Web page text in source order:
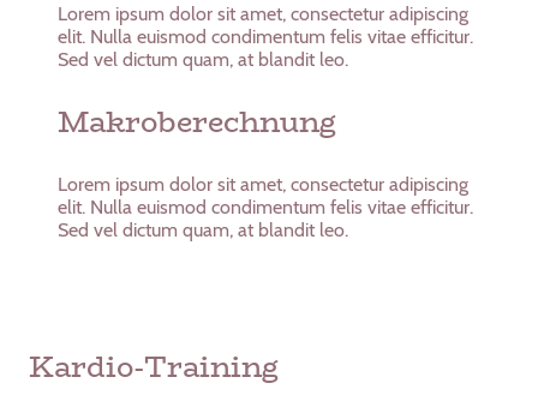
Lorem ipsum dolor sit amet, consectetur adipiscing
elit. Nulla euismod condimentum felis vitae efficitur.
Sed vel dictum quam, at blandit leo.
Makroberechnung
Lorem ipsum dolor sit amet, consectetur adipiscing
elit. Nulla euismod condimentum felis vitae efficitur.
Sed vel dictum quam, at blandit leo.
Kardio-Training